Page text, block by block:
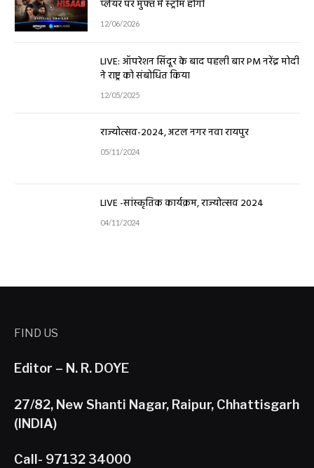
प्लेयर पर मुफ्त में स्ट्रीम होगी
12/06/2026
LIVE: ऑपरेशन सिंदूर के बाद पहली बार PM नरेंद्र मोदी
ने राष्ट्र को संबोधित किया
12/05/2025
राज्योत्सव-2024, अटल नगर नवा रायपुर
05/11/2024
LIVE -सांस्कृतिक कार्यक्रम, राज्योत्सव 2024
04/11/2024
FIND US
Editor – N. R. DOYE
27/82, New Shanti Nagar, Raipur, Chhattisgarh
(INDIA)
Call- 97132 34000